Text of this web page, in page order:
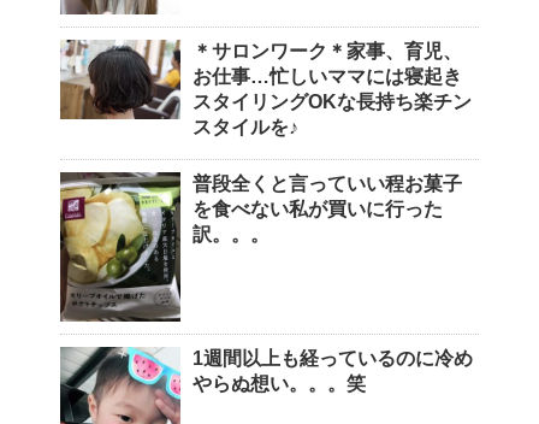
＊サロンワーク＊家事、育児、
お仕事…忙しいママには寝起き
スタイリングOKな長持ち楽チン
スタイルを♪
普段全くと言っていい程お菓子
を食べない私が買いに行った
訳。。。
1週間以上も経っているのに冷め
やらぬ想い。。。笑